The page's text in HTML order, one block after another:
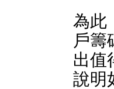
為此
戶籌
出值
說明